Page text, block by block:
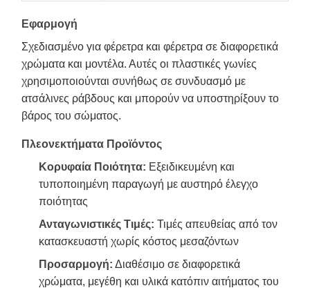
Εφαρμογή
Σχεδιασμένο για φέρετρα και φέρετρα σε διαφορετικά
χρώματα και μοντέλα. Αυτές οι πλαστικές γωνίες
χρησιμοποιούνται συνήθως σε συνδυασμό με
ατσάλινες ράβδους και μπορούν να υποστηρίξουν το
βάρος του σώματος.
Πλεονεκτήματα Προϊόντος
Κορυφαία Ποιότητα: Εξειδικευμένη και
τυποποιημένη παραγωγή με αυστηρό έλεγχο
ποιότητας
Ανταγωνιστικές Τιμές: Τιμές απευθείας από τον
κατασκευαστή χωρίς κόστος μεσαζόντων
Προσαρμογή: Διαθέσιμο σε διαφορετικά
χρώματα, μεγέθη και υλικά κατόπιν αιτήματος του